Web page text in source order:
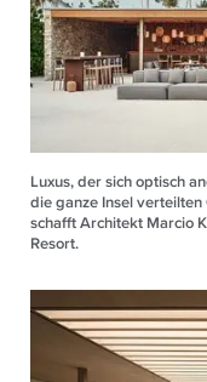
Luxus, der sich optisch
die ganze Insel
schafft Architekt Marcio
Resort.